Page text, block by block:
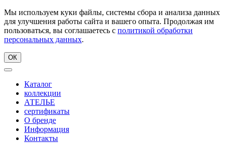
Мы используем куки файлы, системы сбора и анализа данных
для улучшения работы сайта и вашего опыта. Продолжая им
пользоваться, вы соглашаетесь с политикой обработки
персональных данных.
ОК
Каталог
коллекции
АТЕЛЬЕ
сертификаты
О бренде
Информация
Контакты